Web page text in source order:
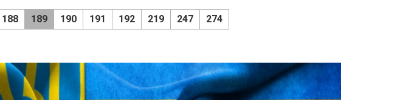
188 189 190 191 192 219 247 274